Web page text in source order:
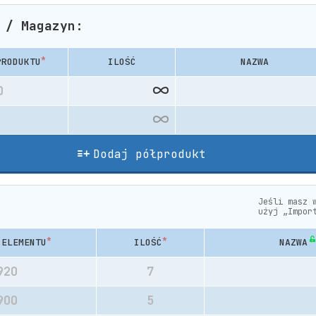
Magazyn:
* ILOŚĆ NAZWA
Dodaj półprodukt
Jeśli masz
użyj
* ILOŚĆ* NAZWA